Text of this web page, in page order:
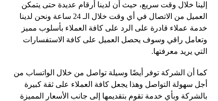
إلينا خلال وقت سريع، حيث أن لدينا أرقام عديدة حتى يتمكن
العميل من الاتصال في أي وقت خلال الـ 24 ساعة ونحن لدينا
خدمة عملاء قادرة على الرد على كافة العملاء بأسلوب مميز
وتعامل راقي وسوف يحصل العميل على كافة الاستفسارات
التي يريد معرفتها.
كما أن الشركة توفر أيضًا وسيلة تواصل من خلال الواتساب من
أجل سهولة التواصل وهذا يجعل كافة العملاء على ثقة كبيرة
بالشركة وبأي خدمة تقوم بتقديمها إلى جانب الأسعار المميزة